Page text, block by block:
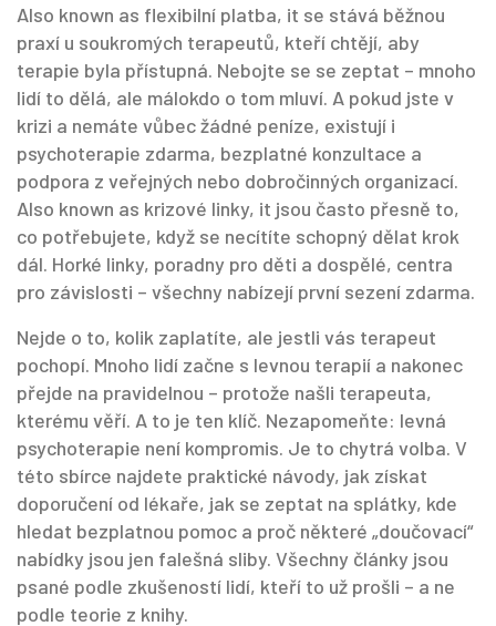
Also known as flexibilní platba, it se stává běžnou
praxí u soukromých terapeutů, kteří chtějí, aby
terapie byla přístupná. Nebojte se se zeptat – mnoho
lidí to dělá, ale málokdo o tom mluví. A pokud jste v
krizi a nemáte vůbec žádné peníze, existují i
psychoterapie zdarma, bezplatné konzultace a
podpora z veřejných nebo dobročinných organizací.
Also known as krizové linky, it jsou často přesně to,
co potřebujete, když se necítíte schopný dělat krok
dál. Horké linky, poradny pro děti a dospělé, centra
pro závislosti – všechny nabízejí první sezení zdarma.
Nejde o to, kolik zaplatíte, ale jestli vás terapeut
pochopí. Mnoho lidí začne s levnou terapií a nakonec
přejde na pravidelnou – protože našli terapeuta,
kterému věří. A to je ten klíč. Nezapomeňte: levná
psychoterapie není kompromis. Je to chytrá volba. V
této sbírce najdete praktické návody, jak získat
doporučení od lékaře, jak se zeptat na splátky, kde
hledat bezplatnou pomoc a proč některé „doučovací“
nabídky jsou jen falešná sliby. Všechny články jsou
psané podle zkušeností lidí, kteří to už prošli – a ne
podle teorie z knihy.